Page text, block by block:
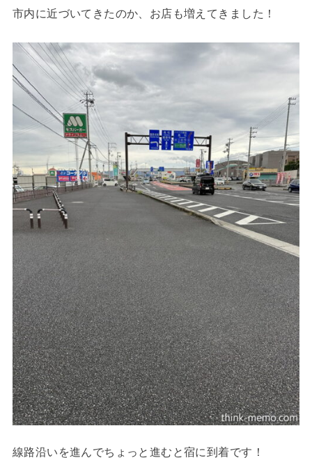
市内に近づいてきたのか、お店も増えてきました！
線路沿いを進んでちょっと進むと宿に到着です！